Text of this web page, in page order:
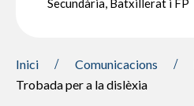
Secundària, Batxillerat i FP
Inici Comunicacions
Trobada per a la dislèxia